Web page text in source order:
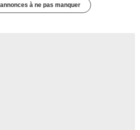
à ne pas manquer